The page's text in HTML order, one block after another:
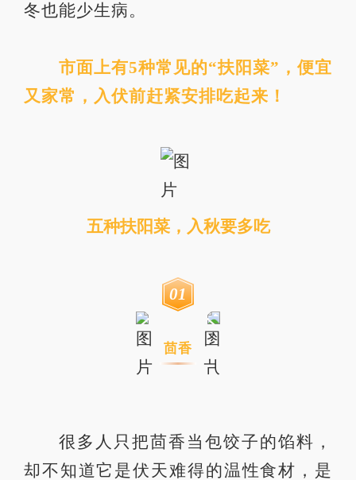
冬也能少生病。
市面上有5种常见的“扶阳菜”，便宜
又家常，入伏前赶紧安排吃起来！
五种扶阳菜，入秋要多吃
01
茴香
很多人只把茴香当包饺子的馅料，
却不知道它是伏天难得的温性食材，是